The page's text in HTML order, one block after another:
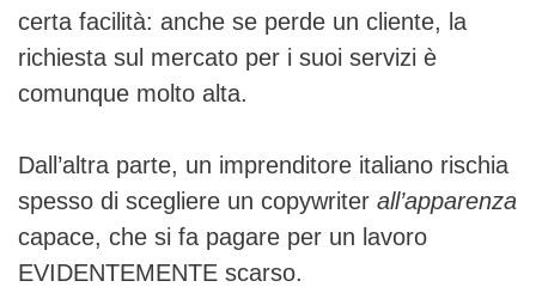
certa facilità: anche se perde un cliente, la
richiesta sul mercato per i suoi servizi è
comunque molto alta.
Dall’altra parte, un imprenditore italiano rischia
spesso di scegliere un copywriter all’apparenza
capace, che si fa pagare per un lavoro
EVIDENTEMENTE scarso.